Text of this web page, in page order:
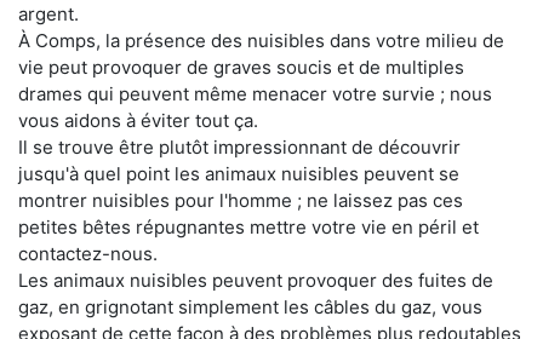
argent.
À Comps, la présence des nuisibles dans votre milieu de
vie peut provoquer de graves soucis et de multiples
drames qui peuvent même menacer votre survie ; nous
vous aidons à éviter tout ça.
Il se trouve être plutôt impressionnant de découvrir
jusqu'à quel point les animaux nuisibles peuvent se
montrer nuisibles pour l'homme ; ne laissez pas ces
petites bêtes répugnantes mettre votre vie en péril et
contactez-nous.
Les animaux nuisibles peuvent provoquer des fuites de
gaz, en grignotant simplement les câbles du gaz, vous
exposant de cette façon à des problèmes plus redoutables